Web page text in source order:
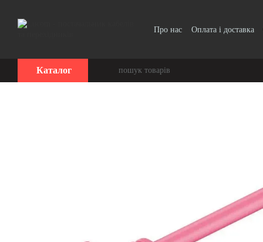
Про нас Оплата і доставка
Каталог